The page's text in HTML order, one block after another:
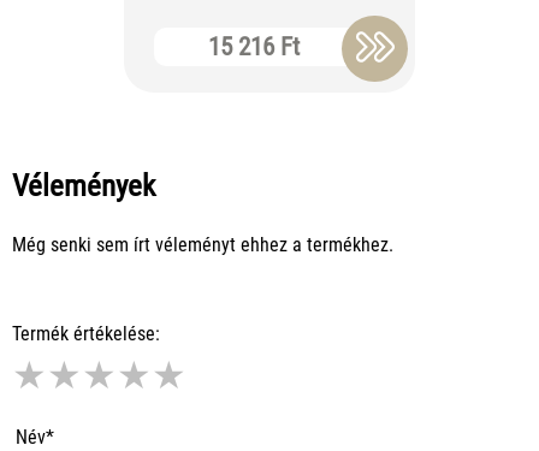
15 216 Ft
Vélemények
Még senki sem írt véleményt ehhez a termékhez.
Termék értékelése:
★★★★★
Név*